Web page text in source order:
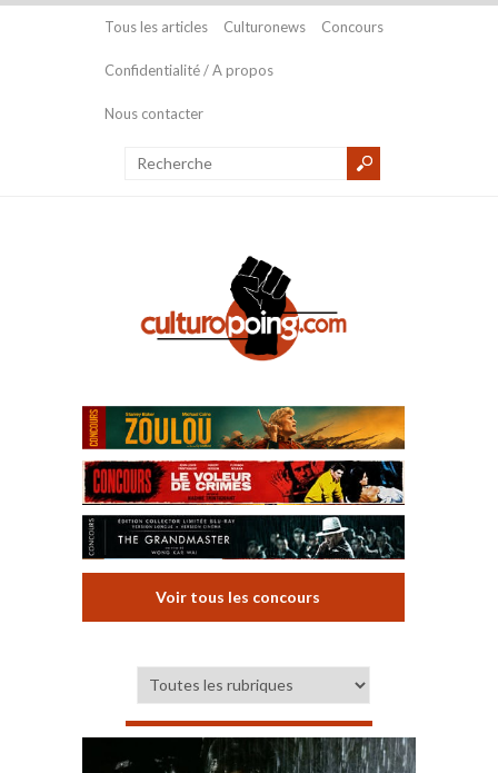
Tous les articles Culturonews Concours
Confidentialité / A propos
Nous contacter
Voir tous les concours